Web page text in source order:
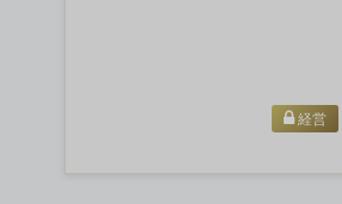
経営